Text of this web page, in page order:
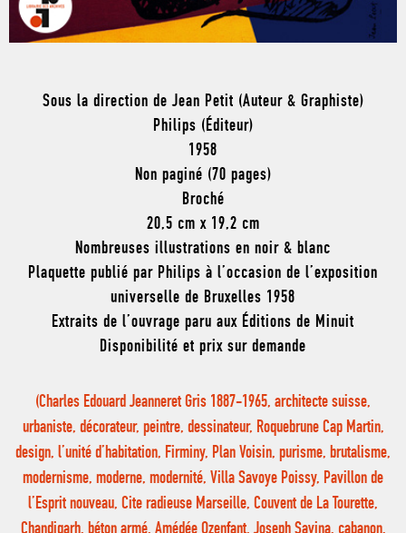
Sous la direction de Jean Petit (Auteur & Graphiste)
Philips (Éditeur)
1958
Non paginé (70 pages)
Broché
20,5 cm x 19,2 cm
Nombreuses illustrations en noir & blanc
Plaquette publié par Philips à l’occasion de l’exposition
universelle de Bruxelles 1958
Extraits de l’ouvrage paru aux Éditions de Minuit
Disponibilité et prix sur demande
(Charles Edouard Jeanneret Gris 1887-1965, architecte suisse,
urbaniste, décorateur, peintre, dessinateur, Roquebrune Cap Martin,
design, l’unité d’habitation, Firminy, Plan Voisin, purisme, brutalisme,
modernisme, moderne, modernité, Villa Savoye Poissy, Pavillon de
l’Esprit nouveau, Cite radieuse Marseille, Couvent de La Tourette,